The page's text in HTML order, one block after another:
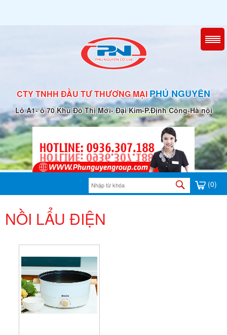
CTY TNHH ĐẦU TƯ THƯƠNG MẠIPHÚ NGUYÊN
Lô A1- ô 70 Khu Đô Thị Mới- Đại Kim-P.Định Công-Hà nội
(0)
NỒI LẨU ĐIỆN